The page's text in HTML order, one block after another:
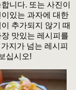
니다. 또는 사진이
있는 과자에 대한
추가되지 않기 때
맛있는 레시피를
지가 넘는 레시피
십시오!